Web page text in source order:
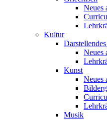
Neues
Kultur
Neues
Kunst
Neues
Musik